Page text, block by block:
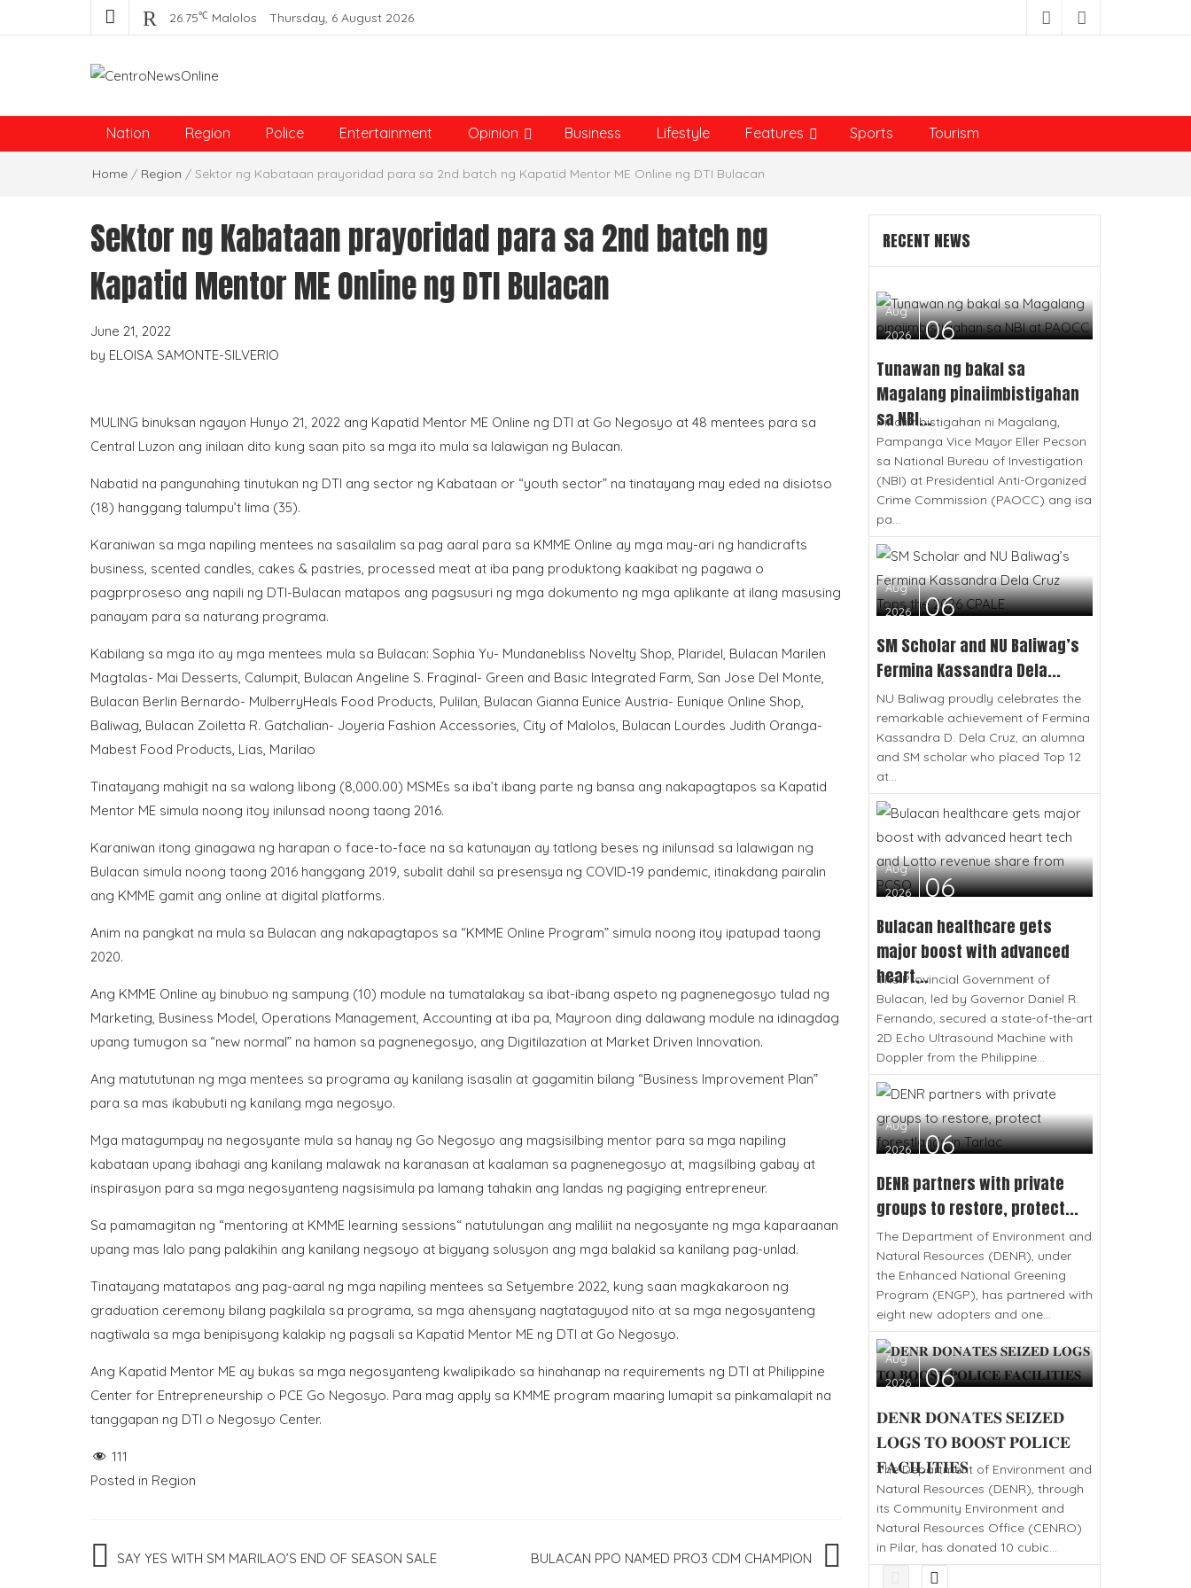
26.75℃ Malolos Thursday, 6 August 2026
Centro News Online
Nation Region Police Entertainment Opinion Business Lifestyle Features Sports Tourism
Home / Region / Sektor ng Kabataan prayoridad para sa 2nd batch ng Kapatid Mentor ME Online ng DTI Bulacan
Sektor ng Kabataan prayoridad para sa 2nd batch ng
Kapatid Mentor ME Online ng DTI Bulacan
June 21, 2022
by ELOISA SAMONTE-SILVERIO
MULING binuksan ngayon Hunyo 21, 2022 ang Kapatid Mentor ME Online ng DTI at Go Negosyo at 48 mentees para sa
Central Luzon ang inilaan dito kung saan pito sa mga ito mula sa lalawigan ng Bulacan.
Nabatid na pangunahing tinutukan ng DTI ang sector ng Kabataan or “youth sector” na tinatayang may eded na disiotso
(18) hanggang talumpu’t lima (35).
Karaniwan sa mga napiling mentees na sasailalim sa pag aaral para sa KMME Online ay mga may-ari ng handicrafts
business, scented candles, cakes & pastries, processed meat at iba pang produktong kaakibat ng pagawa o
pagprproseso ang napili ng DTI-Bulacan matapos ang pagsusuri ng mga dokumento ng mga aplikante at ilang masusing
panayam para sa naturang programa.
Kabilang sa mga ito ay mga mentees mula sa Bulacan: Sophia Yu- Mundanebliss Novelty Shop, Plaridel, Bulacan Marilen
Magtalas- Mai Desserts, Calumpit, Bulacan Angeline S. Fraginal- Green and Basic Integrated Farm, San Jose Del Monte,
Bulacan Berlin Bernardo- MulberryHeals Food Products, Pulilan, Bulacan Gianna Eunice Austria- Eunique Online Shop,
Baliwag, Bulacan Zoiletta R. Gatchalian- Joyeria Fashion Accessories, City of Malolos, Bulacan Lourdes Judith Oranga-
Mabest Food Products, Lias, Marilao
Tinatayang mahigit na sa walong libong (8,000.00) MSMEs sa iba’t ibang parte ng bansa ang nakapagtapos sa Kapatid
Mentor ME simula noong itoy inilunsad noong taong 2016.
Karaniwan itong ginagawa ng harapan o face-to-face na sa katunayan ay tatlong beses ng inilunsad sa lalawigan ng
Bulacan simula noong taong 2016 hanggang 2019, subalit dahil sa presensya ng COVID-19 pandemic, itinakdang pairalin
ang KMME gamit ang online at digital platforms.
Anim na pangkat na mula sa Bulacan ang nakapagtapos sa “KMME Online Program” simula noong itoy ipatupad taong
2020.
Ang KMME Online ay binubuo ng sampung (10) module na tumatalakay sa ibat-ibang aspeto ng pagnenegosyo tulad ng
Marketing, Business Model, Operations Management, Accounting at iba pa, Mayroon ding dalawang module na idinagdag
upang tumugon sa “new normal” na hamon sa pagnenegosyo, ang Digitilazation at Market Driven Innovation.
Ang matututunan ng mga mentees sa programa ay kanilang isasalin at gagamitin bilang “Business Improvement Plan”
para sa mas ikabubuti ng kanilang mga negosyo.
Mga matagumpay na negosyante mula sa hanay ng Go Negosyo ang magsisilbing mentor para sa mga napiling
kabataan upang ibahagi ang kanilang malawak na karanasan at kaalaman sa pagnenegosyo at, magsilbing gabay at
inspirasyon para sa mga negosyanteng nagsisimula pa lamang tahakin ang landas ng pagiging entrepreneur.
Sa pamamagitan ng “mentoring at KMME learning sessions“ natutulungan ang maliliit na negosyante ng mga kaparaanan
upang mas lalo pang palakihin ang kanilang negsoyo at bigyang solusyon ang mga balakid sa kanilang pag-unlad.
Tinatayang matatapos ang pag-aaral ng mga napiling mentees sa Setyembre 2022, kung saan magkakaroon ng
graduation ceremony bilang pagkilala sa programa, sa mga ahensyang nagtataguyod nito at sa mga negosyanteng
nagtiwala sa mga benipisyong kalakip ng pagsali sa Kapatid Mentor ME ng DTI at Go Negosyo.
Ang Kapatid Mentor ME ay bukas sa mga negosyanteng kwalipikado sa hinahanap na requirements ng DTI at Philippine
Center for Entrepreneurship o PCE Go Negosyo. Para mag apply sa KMME program maaring lumapit sa pinkamalapit na
tanggapan ng DTI o Negosyo Center.
111
Posted in Region
PostSAY YES WITH SM MARILAO’S END OF SEASON SALE BULACAN PPO NAMED PRO3 CDM CHAMPION
RECENT NEWS
Aug
2026
06
Tunawan ng bakal sa
Magalang pinaiimbistigahan
sa NBI...
Pinaiimbistigahan ni Magalang,
Pampanga Vice Mayor Eller Pecson
sa National Bureau of Investigation
(NBI) at Presidential Anti-Organized
Crime Commission (PAOCC) ang isa
pa...
Aug
2026
06
SM Scholar and NU Baliwag’s
Fermina Kassandra Dela...
NU Baliwag proudly celebrates the
remarkable achievement of Fermina
Kassandra D. Dela Cruz, an alumna
and SM scholar who placed Top 12
at...
Aug
2026
06
Bulacan healthcare gets
major boost with advanced
heart...
The Provincial Government of
Bulacan, led by Governor Daniel R.
Fernando, secured a state-of-the-art
2D Echo Ultrasound Machine with
Doppler from the Philippine...
Aug
2026
06
DENR partners with private
groups to restore, protect...
The Department of Environment and
Natural Resources (DENR), under
the Enhanced National Greening
Program (ENGP), has partnered with
eight new adopters and one...
Aug
2026
06
𝐃𝐄𝐍𝐑 𝐃𝐎𝐍𝐀𝐓𝐄𝐒 𝐒𝐄𝐈𝐙𝐄𝐃
𝐋𝐎𝐆𝐒 𝐓𝐎 𝐁𝐎𝐎𝐒𝐓 𝐏𝐎𝐋𝐈𝐂𝐄
𝐅𝐀𝐂𝐈𝐋𝐈𝐓𝐈𝐄𝐒
The Department of Environment and
Natural Resources (DENR), through
its Community Environment and
Natural Resources Office (CENRO)
in Pilar, has donated 10 cubic...